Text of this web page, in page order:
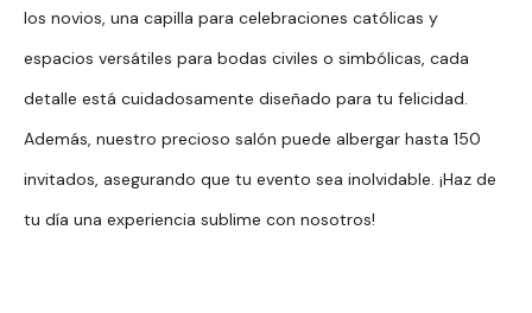
los novios, una capilla para celebraciones católicas y
espacios versátiles para bodas civiles o simbólicas, cada
detalle está cuidadosamente diseñado para tu felicidad.
Además, nuestro precioso salón puede albergar hasta 150
invitados, asegurando que tu evento sea inolvidable. ¡Haz de
tu día una experiencia sublime con nosotros!